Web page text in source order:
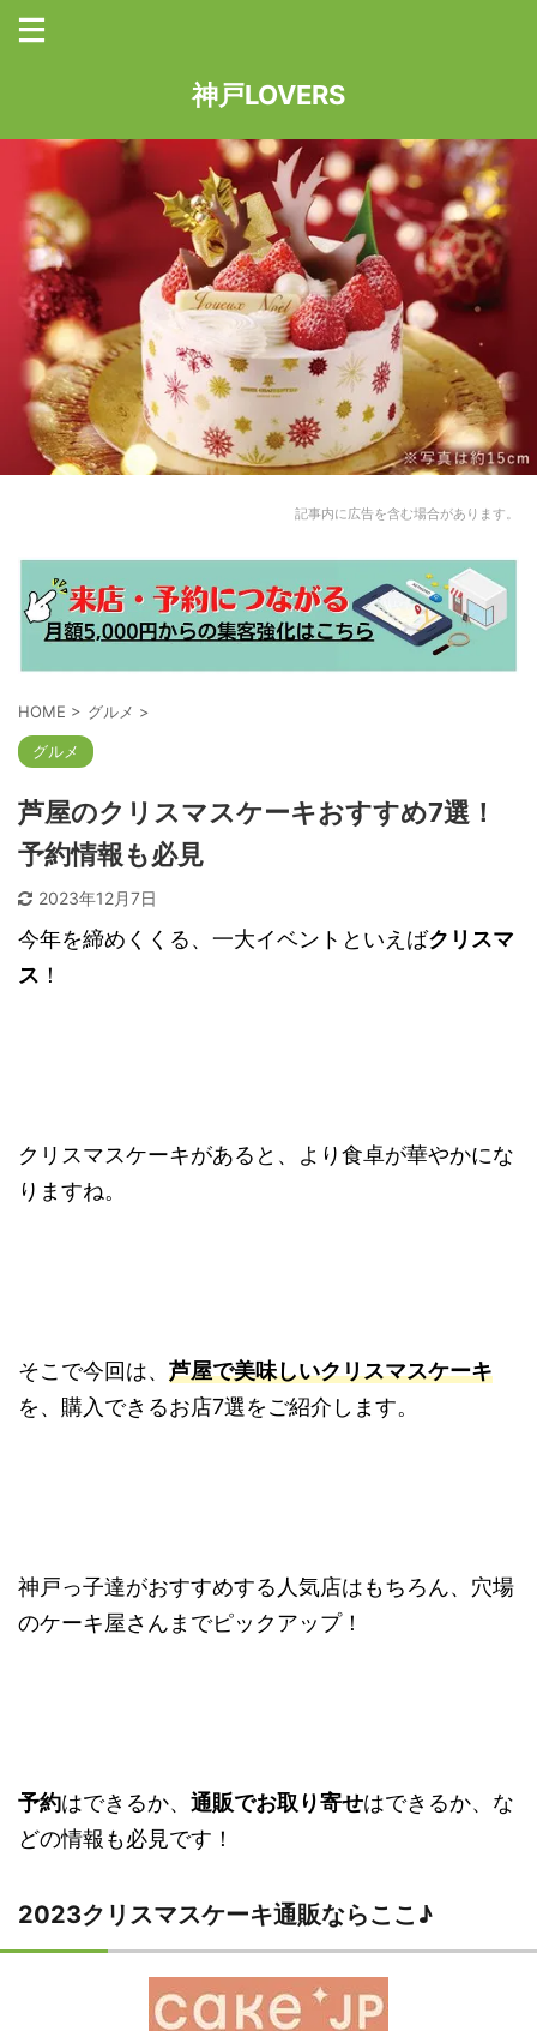
神戸LOVERS
記事内に広告を含む場合があります。
HOME > グルメ >
グルメ
芦屋のクリスマスケーキおすすめ7選！
予約情報も必見
2023年12月7日
今年を締めくくる、一大イベントといえばクリスマ
ス ！
クリスマスケーキがあると、より食卓が華やかにな
りますね。
そこで今回は、 芦屋で美味しいクリスマスケーキ
を、購入できるお店7選をご紹介します。
神戸っ子達がおすすめする人気店はもちろん、穴場
のケーキ屋さんまでピックアップ！
予約はできるか、 通販でお取り寄せはできるか、な
どの情報も必見です！
2023クリスマスケーキ通販ならここ♪